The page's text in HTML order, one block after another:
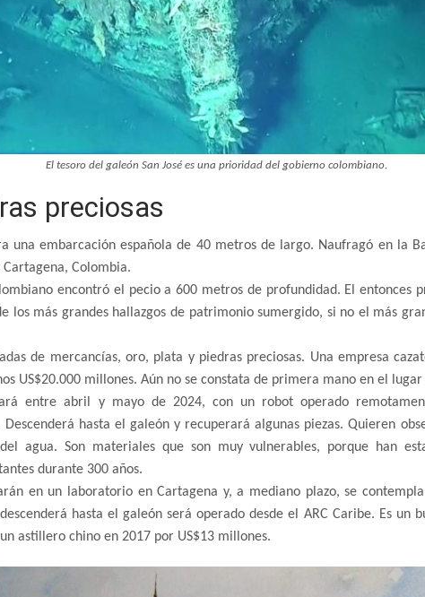
El tesoro del galeón San José es una prioridad del gobierno colombiano.
preciosas
una embarcación española de 40 metros de largo. Naufragó en la
Colombia.
encontró el pecio a 600 metros de profundidad. El entonces
los más grandes hallazgos de patrimonio sumergido, si no el más
de mercancías, oro, plata y piedras preciosas. Una empresa
US$20.000 millones. Aún no se constata de primera mano en el
entre abril y mayo de 2024, con un robot operado
hasta el galeón y recuperará algunas piezas. Quieren
agua. Son materiales que son muy vulnerables, porque han
durante 300 años.
en un laboratorio en Cartagena y, a mediano plazo, se
hasta el galeón será operado desde el ARC Caribe. Es un
astillero chino en 2017 por US$13 millones.